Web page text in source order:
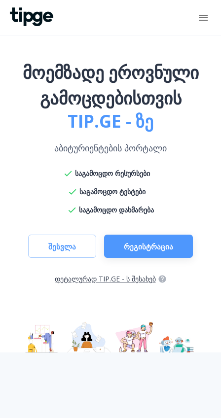
მოემზადე ეროვნული
გამოცდებისთვის
TIP.GE - ზე
აბიტურიენტების პორტალი
საგამოცდო რესურსები
საგამოცდო ტესტები
საგამოცდო დახმარება
Შესვლა Რეგისტრაცია
დეტალურად TIP.GE - ს შესახებ